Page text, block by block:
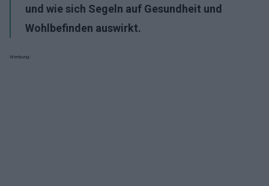
und wie sich Segeln auf Gesundheit und
Wohlbefinden auswirkt.
Werbung: